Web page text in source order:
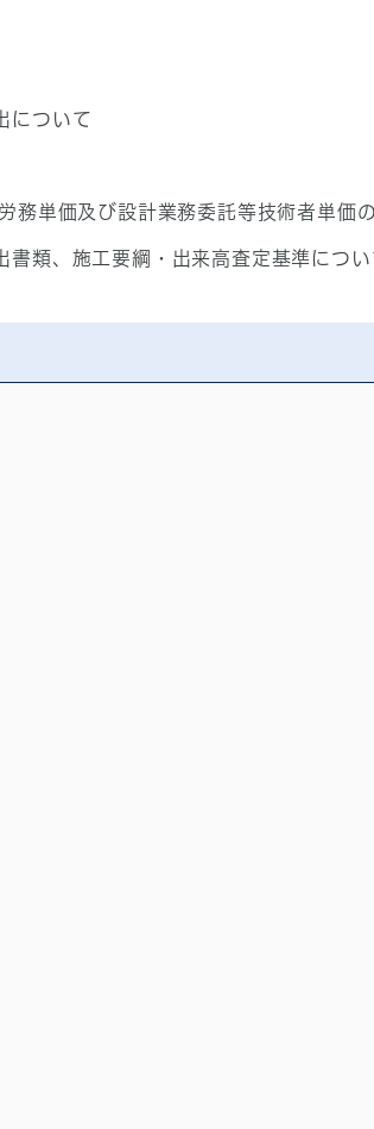
について
務単価及び設計業務委託等技術者単価
書類、施工要綱・出来高査定基準につ